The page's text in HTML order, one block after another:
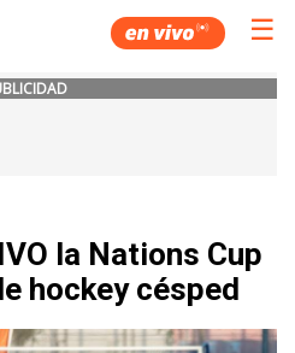
☰
la Nations Cup
hockey césped